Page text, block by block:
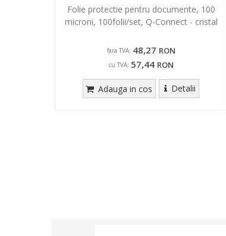
Folie protectie pentru documente, 100
microni, 100folii/set, Q-Connect - cristal
fara TVA: 48,27 RON
cu TVA: 57,44 RON
Adauga in cos Detalii